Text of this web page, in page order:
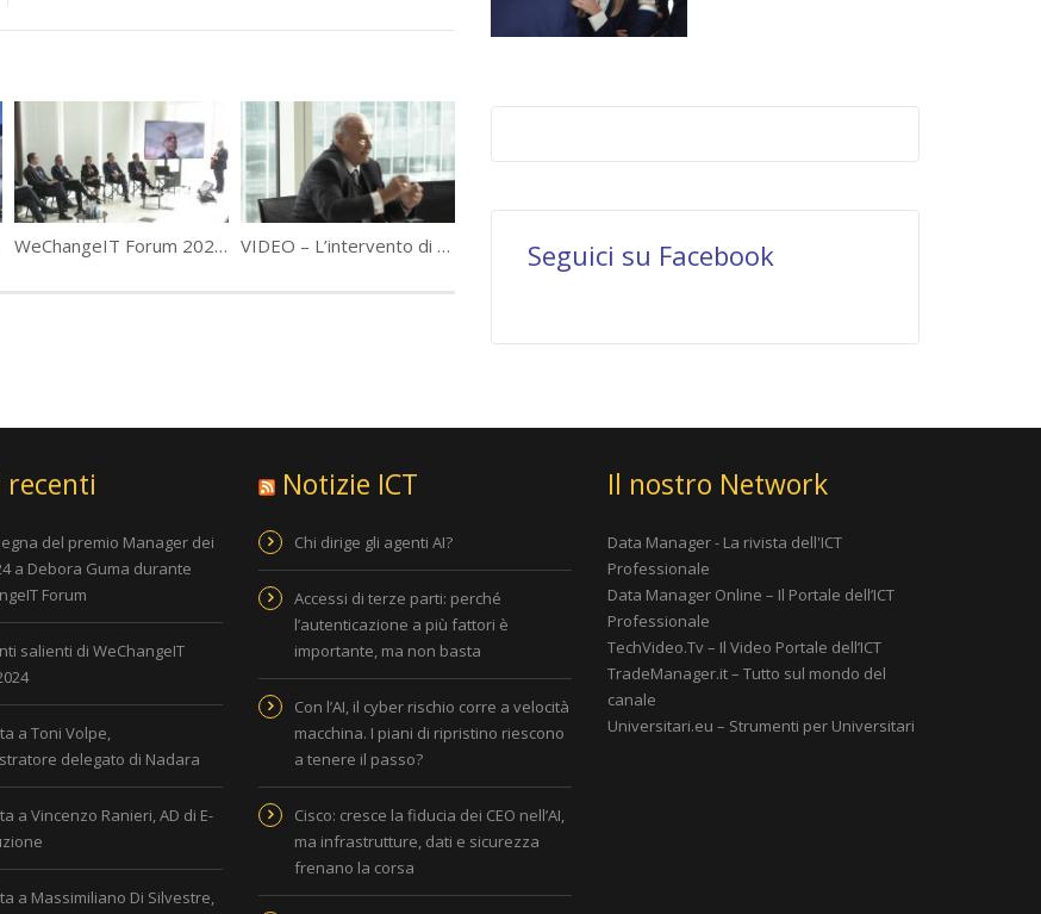
WeChangeIT Forum 2022, l’experience delle imprese VIDEO – L’intervento di Giulio Sapelli a WeChangeIT Forum 2022 Seguici su Facebook
del premio Manager dei
a Debora Guma durante
Forum
salienti di WeChangeIT
a Toni Volpe,
delegato di Nadara
a Vincenzo Ranieri, AD di E-
a Massimiliano Di Silvestre,
Notizie ICT
Chi dirige gli agenti AI?
Accessi di terze parti: perché
l’autenticazione a più fattori è
importante, ma non basta
Con l’AI, il cyber rischio corre a velocità
macchina. I piani di ripristino riescono
a tenere il passo?
Cisco: cresce la fiducia dei CEO nell’AI,
ma infrastrutture, dati e sicurezza
frenano la corsa
Il nostro Network
Data Manager - La rivista dell'ICT
Professionale
Data Manager Online – Il Portale dell’ICT
Professionale
TechVideo.Tv – Il Video Portale dell’ICT
TradeManager.it – Tutto sul mondo del
canale
Universitari.eu – Strumenti per Universitari